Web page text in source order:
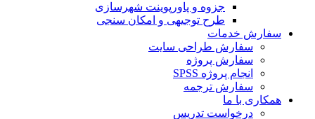
جزوه و پاورپوینت شهرسازی
طرح توجیهی و امکان سنجی
سفارش خدمات
سفارش طراحی سایت
سفارش پروژه
انجام پروژه SPSS
سفارش ترجمه
همکاری با ما
درخواست تدریس